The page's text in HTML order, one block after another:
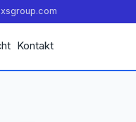
Kontakt